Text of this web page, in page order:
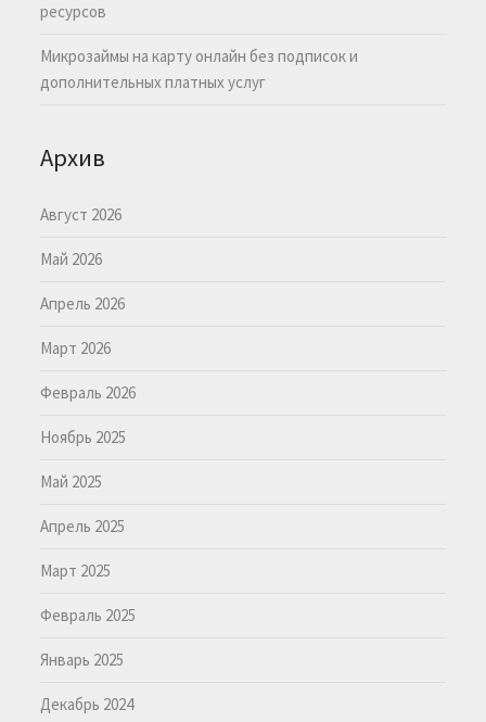
ресурсов
Микрозаймы на карту онлайн без подписок и
дополнительных платных услуг
Архив
Август 2026
Май 2026
Апрель 2026
Март 2026
Февраль 2026
Ноябрь 2025
Май 2025
Апрель 2025
Март 2025
Февраль 2025
Январь 2025
Декабрь 2024